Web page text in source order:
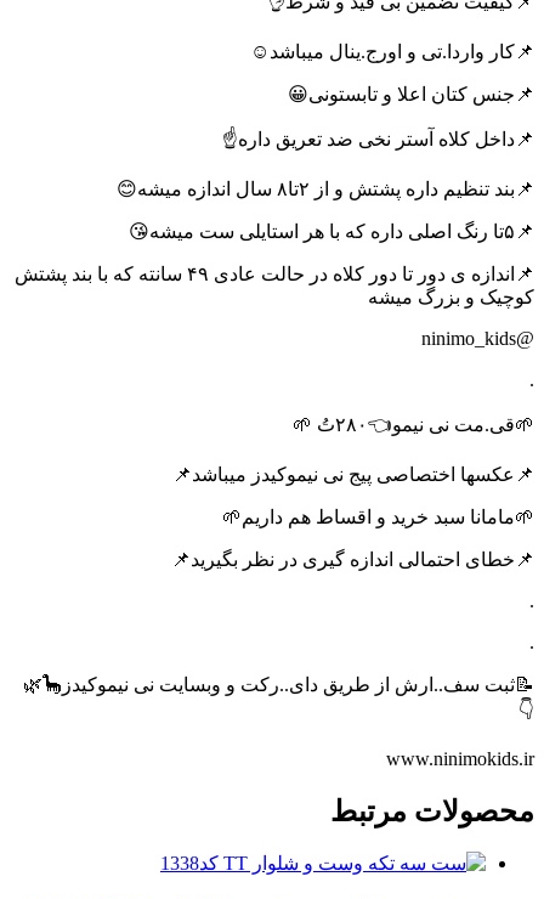
📌کار واردا.تی و اورج.ینال میباشد☺️
📌جنس کتان اعلا و تابستونی😀
📌داخل کلاه آستر نخی ضد تعریق داره☝️
📌بند تنظیم داره پشتش و از ۲تا۸ سال اندازه میشه😊
📌۵تا رنگ اصلی داره که با هر استایلی ست میشه😘
📌اندازه ی دور تا دور کلاه در حالت عادی ۴۹ سانته که با بند پشتش
کوچیک و بزرگ میشه
@ninimo_kids
.
🌱قی.مت نی نیمو👈۲۸۰تُ 🌱
📌عکسها اختصاصی پیج نی نیموکیدز میباشد📌
🌱مامانا سبد خرید و اقساط هم داریم🌱
📌خطای احتمالی اندازه گیری در نظر بگیرید📌
.
.
📝ثبت سف..ارش از طریق دای..رکت و وبسایت نی نیموکیدز🦕🌿
👇
www.ninimokids.ir
محصولات مرتبط